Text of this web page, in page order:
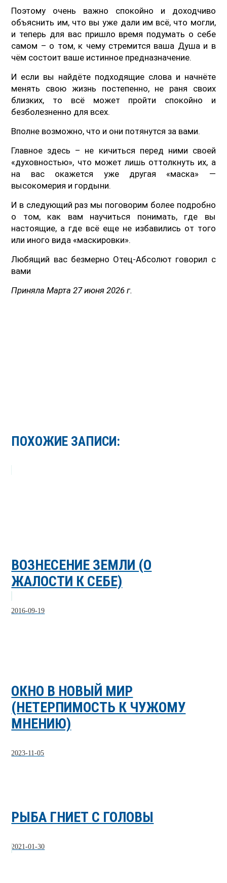
Поэтому очень важно спокойно и доходчиво
объяснить им, что вы уже дали им всё, что могли,
и теперь для вас пришло время подумать о себе
самом – о том, к чему стремится ваша Душа и в
чём состоит ваше истинное предназначение.
И если вы найдёте подходящие слова и начнёте
менять свою жизнь постепенно, не раня своих
близких, то всё может пройти спокойно и
безболезненно для всех.
Вполне возможно, что и они потянутся за вами.
Главное здесь – не кичиться перед ними своей
«духовностью», что может лишь оттолкнуть их, а
на вас окажется уже другая «маска» —
высокомерия и гордыни.
И в следующий раз мы поговорим более подробно
о том, как вам научиться понимать, где вы
настоящие, а где всё еще не избавились от того
или иного вида «маскировки».
Любящий вас безмерно Отец-Абсолют говорил с
вами
Приняла Марта 27 июня 2026 г.
ПОХОЖИЕ ЗАПИСИ:
ВОЗНЕСЕНИЕ ЗЕМЛИ (О
ЖАЛОСТИ К СЕБЕ)
2016-09-19
ОКНО В НОВЫЙ МИР
(НЕТЕРПИМОСТЬ К ЧУЖОМУ
МНЕНИЮ)
2023-11-05
РЫБА ГНИЕТ С ГОЛОВЫ
2021-01-30